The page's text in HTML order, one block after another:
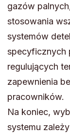
gazów
stosowania
systemów
specyficznych
regulujących
zapewnienia
pracowników.
Na koniec,
systemu